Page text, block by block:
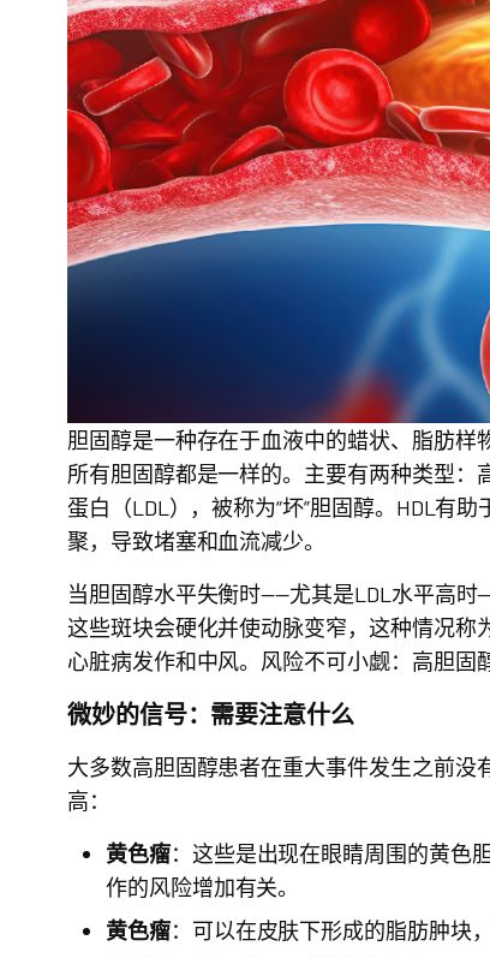
胆固醇是一种存在于血液中的蜡状、脂肪
所有胆固醇都是一样的。主要有两种类型：
蛋白（LDL），被称为“坏”胆固醇。HDL有
聚，导致堵塞和血流减少。
当胆固醇水平失衡时——尤其是LDL水平高时
这些斑块会硬化并使动脉变窄，这种情况
心脏病发作和中风。风险不可小觑：高胆固
微妙的信号：需要注意什么
大多数高胆固醇患者在重大事件发生之前
高：
黄色瘤：这些是出现在眼睛周围的黄色
作的风险增加有关。
黄色瘤：可以在皮肤下形成的脂肪肿块